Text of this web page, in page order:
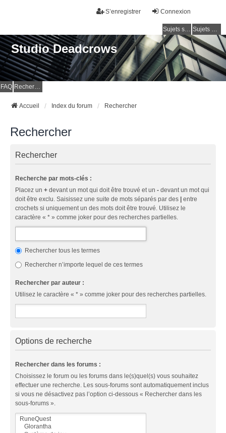
Connexion
S’enregistrer
Sujets sans réponse Sujets actifs
Studio Deadcrows
FAQ Rechercher
Accueil Index du forum Rechercher
Rechercher
Rechercher
Recherche par mots-clés :
Placez un + devant un mot qui doit être trouvé et un - devant un mot qui
doit être exclu. Saisissez une suite de mots séparés par des | entre
crochets si uniquement un des mots doit être trouvé. Utilisez le
caractère « * » comme joker pour des recherches partielles.
Rechercher tous les termes
Rechercher n’importe lequel de ces termes
Rechercher par auteur :
Utilisez le caractère « * » comme joker pour des recherches partielles.
Options de recherche
Rechercher dans les forums :
Choisissez le forum ou les forums dans le(s)quel(s) vous souhaitez
effectuer une recherche. Les sous-forums sont automatiquement inclus
si vous ne désactivez pas l’option ci-dessous « Rechercher dans les
sous-forums ».